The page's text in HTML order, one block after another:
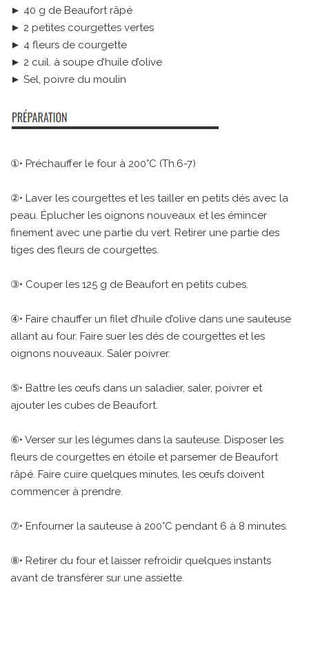
► 40 g de Beaufort râpé
► 2 petites courgettes vertes
► 4 fleurs de courgette
► 2 cuil. à soupe d’huile d’olive
► Sel, poivre du moulin
①• Préchauffer le four à 200°C (Th.6-7)
②• Laver les courgettes et les tailler en petits dés avec la
peau. Éplucher les oignons nouveaux et les émincer
finement avec une partie du vert. Retirer une partie des
tiges des fleurs de courgettes.
③• Couper les 125 g de Beaufort en petits cubes.
④• Faire chauffer un filet d’huile d’olive dans une sauteuse
allant au four. Faire suer les dés de courgettes et les
oignons nouveaux. Saler poivrer.
⑤• Battre les œufs dans un saladier, saler, poivrer et
ajouter les cubes de Beaufort.
⑥• Verser sur les légumes dans la sauteuse. Disposer les
fleurs de courgettes en étoile et parsemer de Beaufort
râpé. Faire cuire quelques minutes, les œufs doivent
commencer à prendre.
⑦• Enfourner la sauteuse à 200°C pendant 6 à 8 minutes.
⑧• Retirer du four et laisser refroidir quelques instants
avant de transférer sur une assiette.